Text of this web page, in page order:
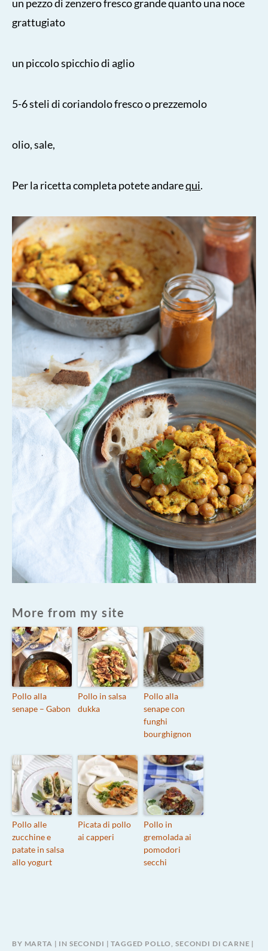
un pezzo di zenzero fresco grande quanto una noce
grattugiato
un piccolo spicchio di aglio
5-6 steli di coriandolo fresco o prezzemolo
olio, sale,
Per la ricetta completa potete andarequi.
More from my site
Pollo alla
senape – Gabon
Pollo in salsa
dukka
Pollo alla
senape con
funghi
bourghignon
Pollo alle
zucchine e
patate in salsa
allo yogurt
Picata di pollo
ai capperi
Pollo in
gremolada ai
pomodori
secchi
BY MARTA IN SECONDI TAGGED POLLO, SECONDI DI CARNE